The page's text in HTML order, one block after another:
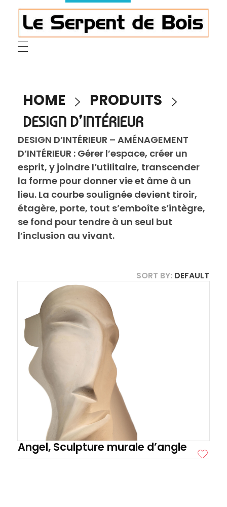
Le Serpent de Bois
le bois magnifié révèle son âme à travers des œuvres organiques et sensuelles
HOME PRODUITS
DESIGN D’INTÉRIEUR
DESIGN D’INTÉRIEUR – AMÉNAGEMENT
D’INTÉRIEUR : Gérer l’espace, créer un
esprit, y joindre l’utilitaire, transcender
la forme pour donner vie et âme à un
lieu. La courbe soulignée devient tiroir,
étagère, porte, tout s’emboîte s’intègre,
se fond pour tendre à un seul but
l’inclusion au vivant.
SORT BY: DEFAULT
Angel, Sculpture murale d’angle